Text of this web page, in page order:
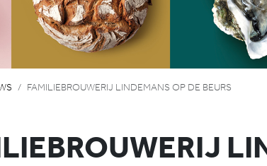
FAMILIEBROUWERIJ LINDEMANS OP DE BEURS